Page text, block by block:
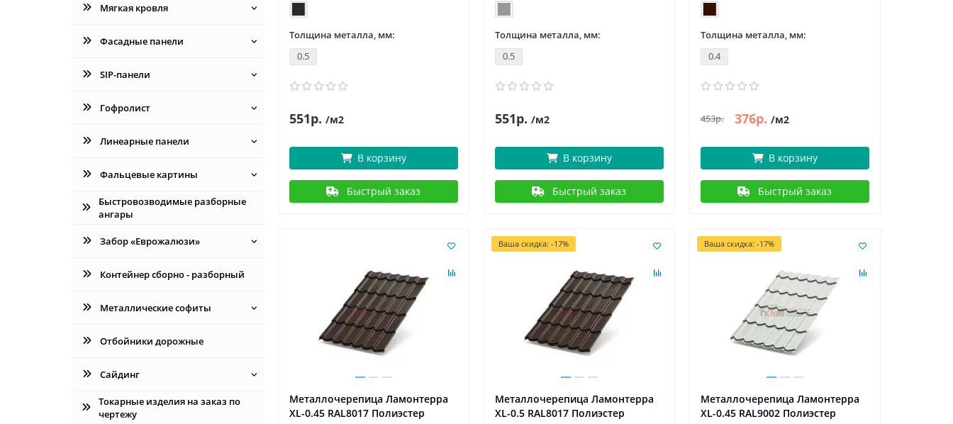
Мягкая кровля
Фасадные панели
SIP-панели
Гофролист
Линеарные панели
Фальцевые картины
Быстровозводимые разборные
ангары
Забор «Еврожалюзи»
Контейнер сборно - разборный
Металлические софиты
Отбойники дорожные
Сайдинг
Токарные изделия на заказ по
чертежу
Толщина металла, мм:
0.5
551р. /м2
В корзину
Быстрый заказ
Толщина металла, мм:
0.5
551р. /м2
В корзину
Быстрый заказ
Толщина металла, мм:
0.4
453р. 376р. /м2
В корзину
Быстрый заказ
Металлочерепица Ламонтерра
XL-0.45 RAL8017 Полиэстер
Ваша скидка: -17%
Металлочерепица Ламонтерра
XL-0.5 RAL8017 Полиэстер
Ваша скидка: -17%
Металлочерепица Ламонтерра
XL-0.45 RAL9002 Полиэстер